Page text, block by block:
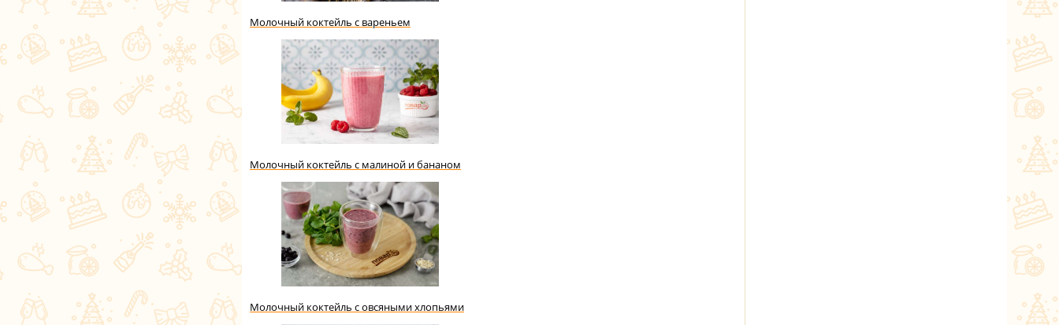
Молочный коктейль с вареньем
Молочный коктейль с малиной и бананом
Молочный коктейль с овсяными хлопьями